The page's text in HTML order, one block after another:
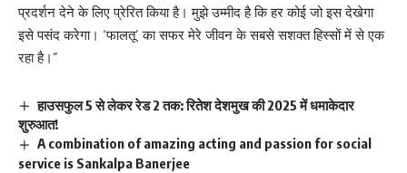
प्रदर्शन देने के लिए प्रेरित किया है। मुझे उम्मीद है कि हर कोई जो इस देखेगा
इसे पसंद करेगा। ‘फालतू’ का सफर मेरे जीवन के सबसे सशक्त हिस्सों में से एक
रहा है।”
हाउसफुल 5 से लेकर रेड 2 तक: रितेश देशमुख की 2025 में धमाकेदार
शुरुआत!
A combination of amazing acting and passion for social
service is Sankalpa Banerjee